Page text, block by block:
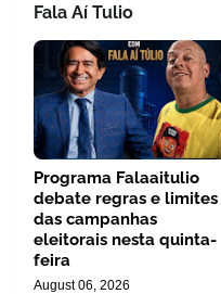
Fala Aí Tulio
Programa Falaaitulio
debate regras e limites
das campanhas
eleitorais nesta quinta-
feira
August 06, 2026